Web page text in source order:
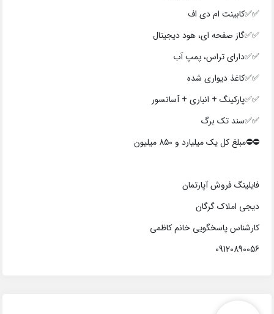
✅✅کابینت ام دی اف
✅✅گاز صفحه ای، هود دیجیتال
✅✅دارای تراس، پمپ آب
✅✅کاغذ دیواری شده
✅✅پارکینگ + انباری + آسانسور
✅✅سند تک برگ
⛔⛔️مبلغ کل یک میلیارد و 850 میلیون
فایلینگ فروش آپارتمان
دیجی املاک گرگان
کارشناس پاسخگویی خانم کاظمی
09120890056